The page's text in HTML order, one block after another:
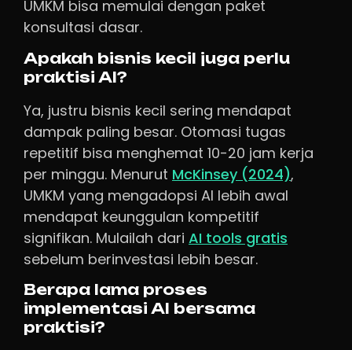
UMKM bisa memulai dengan paket
konsultasi dasar.
Apakah bisnis kecil juga perlu
praktisi AI?
Ya, justru bisnis kecil sering mendapat
dampak paling besar. Otomasi tugas
repetitif bisa menghemat 10-20 jam kerja
per minggu. Menurut McKinsey (2024),
UMKM yang mengadopsi AI lebih awal
mendapat keunggulan kompetitif
signifikan. Mulailah dari AI tools gratis
sebelum berinvestasi lebih besar.
Berapa lama proses
implementasi AI bersama
praktisi?